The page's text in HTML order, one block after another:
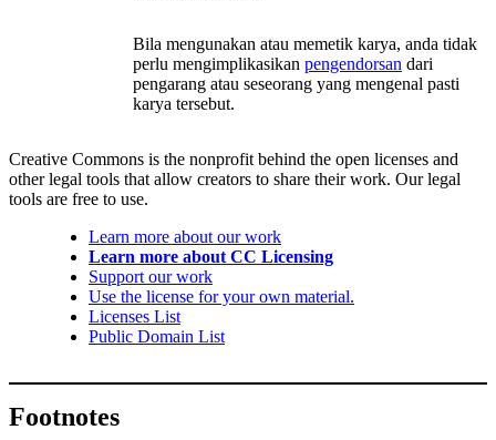
Bila mengunakan atau memetik karya, anda tidak
perlu mengimplikasikan pengendorsan dari
pengarang atau seseorang yang mengenal pasti
karya tersebut.
Creative Commons is the nonprofit behind the open licenses and
other legal tools that allow creators to share their work. Our legal
tools are free to use.
Learn more about our work
Learn more about CC Licensing
Support our work
Use the license for your own material.
Licenses List
Public Domain List
Footnotes